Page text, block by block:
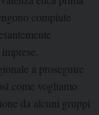
compiute
a proseguire
come vogliamo
da alcuni gruppi